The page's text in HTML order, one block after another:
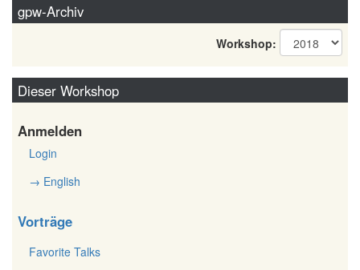
gpw-Archiv
Workshop:
Dieser Workshop
Anmelden
Login
→ English
Vorträge
Favorite Talks